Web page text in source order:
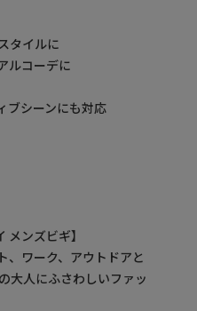
タイルに
ルコーデに
ブシーンにも対応
ンズビギ】
、ワーク、アウトドアと
大人にふさわしいファッ